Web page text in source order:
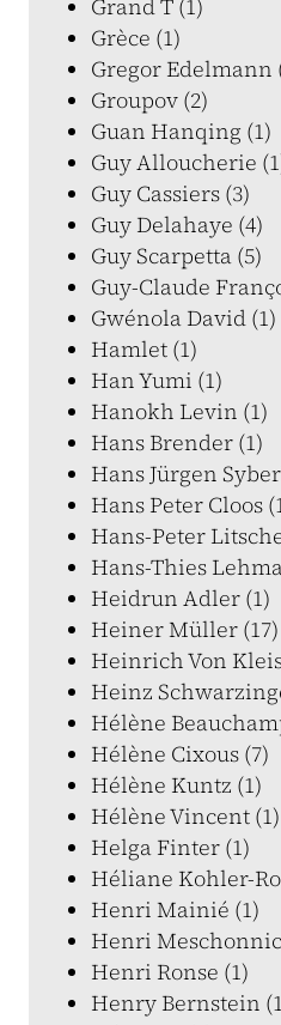
Grand T (1)
Grèce (1)
Gregor Edelmann
Groupov (2)
Guan Hanqing (1)
Guy Alloucherie
Guy Cassiers (3)
Guy Delahaye (4)
Guy Scarpetta (5)
Guy-Claude
Gwénola David (1)
Hamlet (1)
Han Yumi (1)
Hanokh Levin (1)
Hans Brender (1)
Hans Jürgen
Hans Peter Cloos
Hans-Peter
Hans-Thies
Heidrun Adler (1)
Heiner Müller (17)
Heinrich Von
Heinz
Hélène
Hélène Cixous (7)
Hélène Kuntz (1)
Hélène Vincent (1)
Helga Finter (1)
Héliane Kohler-
Henri Mainié (1)
Henri
Henri Ronse (1)
Henry Bernstein